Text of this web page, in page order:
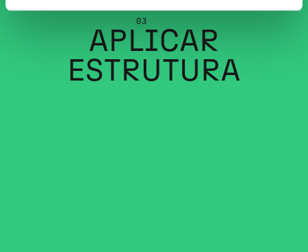
03
APLICAR
ESTRUTURA